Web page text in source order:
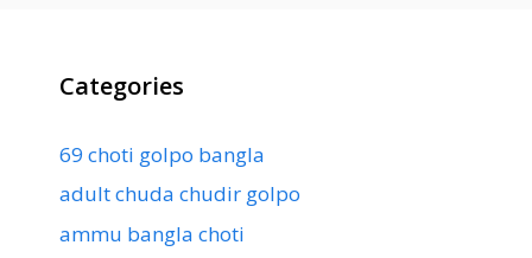
Categories
69 choti golpo bangla
adult chuda chudir golpo
ammu bangla choti